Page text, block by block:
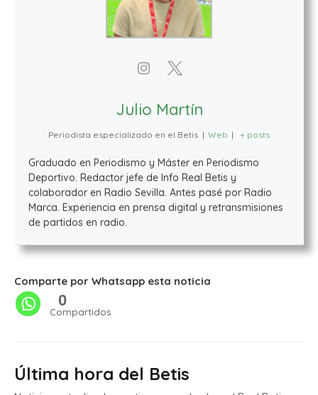
Julio Martín
Periodista especializado en el Betis | Web | + posts
Graduado en Periodismo y Máster en Periodismo
Deportivo. Redactor jefe de Info Real Betis y
colaborador en Radio Sevilla. Antes pasé por Radio
Marca. Experiencia en prensa digital y retransmisiones
de partidos en radio.
Comparte por Whatsapp esta noticia
0
Compartidos
Última hora del Betis